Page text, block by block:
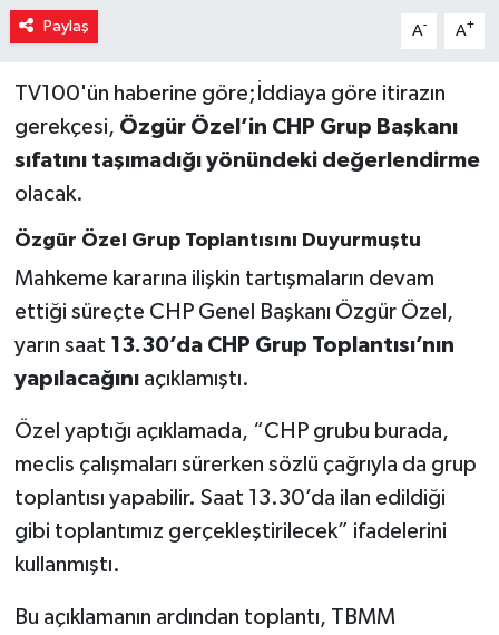
Paylaş A- A+
TV100'ün haberine göre;İddiaya göre itirazın
gerekçesi, Özgür Özel’in CHP Grup Başkanı
sıfatını taşımadığı yönündeki değerlendirme
olacak.
Özgür Özel Grup Toplantısını Duyurmuştu
Mahkeme kararına ilişkin tartışmaların devam
ettiği süreçte CHP Genel Başkanı Özgür Özel,
yarın saat 13.30’da CHP Grup Toplantısı’nın
yapılacağınıaçıklamıştı.
Özel yaptığı açıklamada, “CHP grubu burada,
meclis çalışmaları sürerken sözlü çağrıyla da grup
toplantısı yapabilir. Saat 13.30’da ilan edildiği
gibi toplantımız gerçekleştirilecek” ifadelerini
kullanmıştı.
Bu açıklamanın ardından toplantı, TBMM